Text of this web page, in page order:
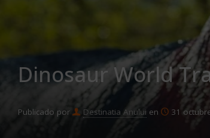
Dinosaur World
Publicado por Destinatia Anului en 31